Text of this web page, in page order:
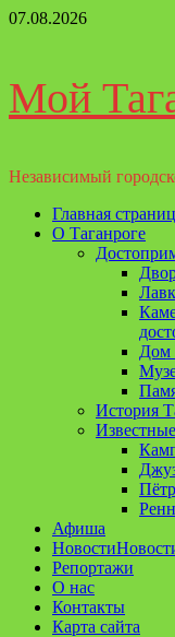
Перейти
07.08.2026
Мой
Независимый
Основное
меню
Главная
О Таганроге
Дом
История
Афиша
Новости
Репортажи
О нас
Контакты
Карта сайта